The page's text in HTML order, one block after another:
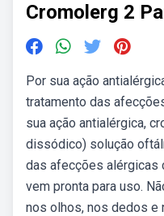
Cromolerg 2
Por sua ação
tratamento das
sua ação antialérgica,
dissódico) solução
das afecções alérgicas
vem pronta para uso.
nos olhos, nos dedos e